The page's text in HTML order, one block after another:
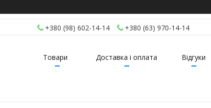
+380 (98) 602-14-14 +380 (63) 970-14-14
Товари Доставка і оплата Відгуки